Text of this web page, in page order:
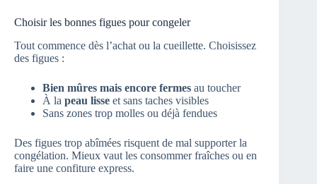
Choisir les bonnes figues pour congeler
Tout commence dès l’achat ou la cueillette. Choisissez
des figues :
Bien mûres mais encore fermes au toucher
À la peau lisse et sans taches visibles
Sans zones trop molles ou déjà fendues
Des figues trop abîmées risquent de mal supporter la
congélation. Mieux vaut les consommer fraîches ou en
faire une confiture express.